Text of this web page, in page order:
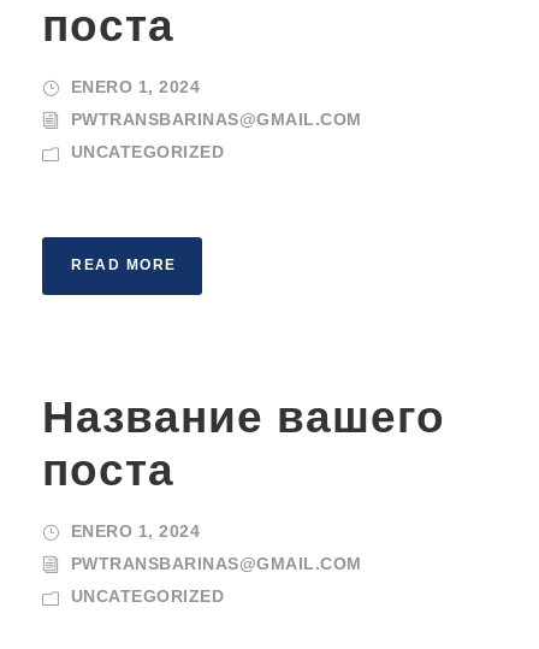
поста
ENERO 1, 2024
PWTRANSBARINAS@GMAIL.COM
UNCATEGORIZED
READ MORE
Название вашего
поста
ENERO 1, 2024
PWTRANSBARINAS@GMAIL.COM
UNCATEGORIZED